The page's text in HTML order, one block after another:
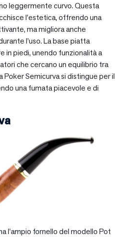
leggermente curvo. Questa
l’estetica, offrendo una
ma migliora anche
l’uso. La base piatta
in piedi, unendo funzionalità a
che cercano un equilibrio tra
Semicurva si distingue per il
una fumata piacevole e di
l’ampio fornello del modello Pot